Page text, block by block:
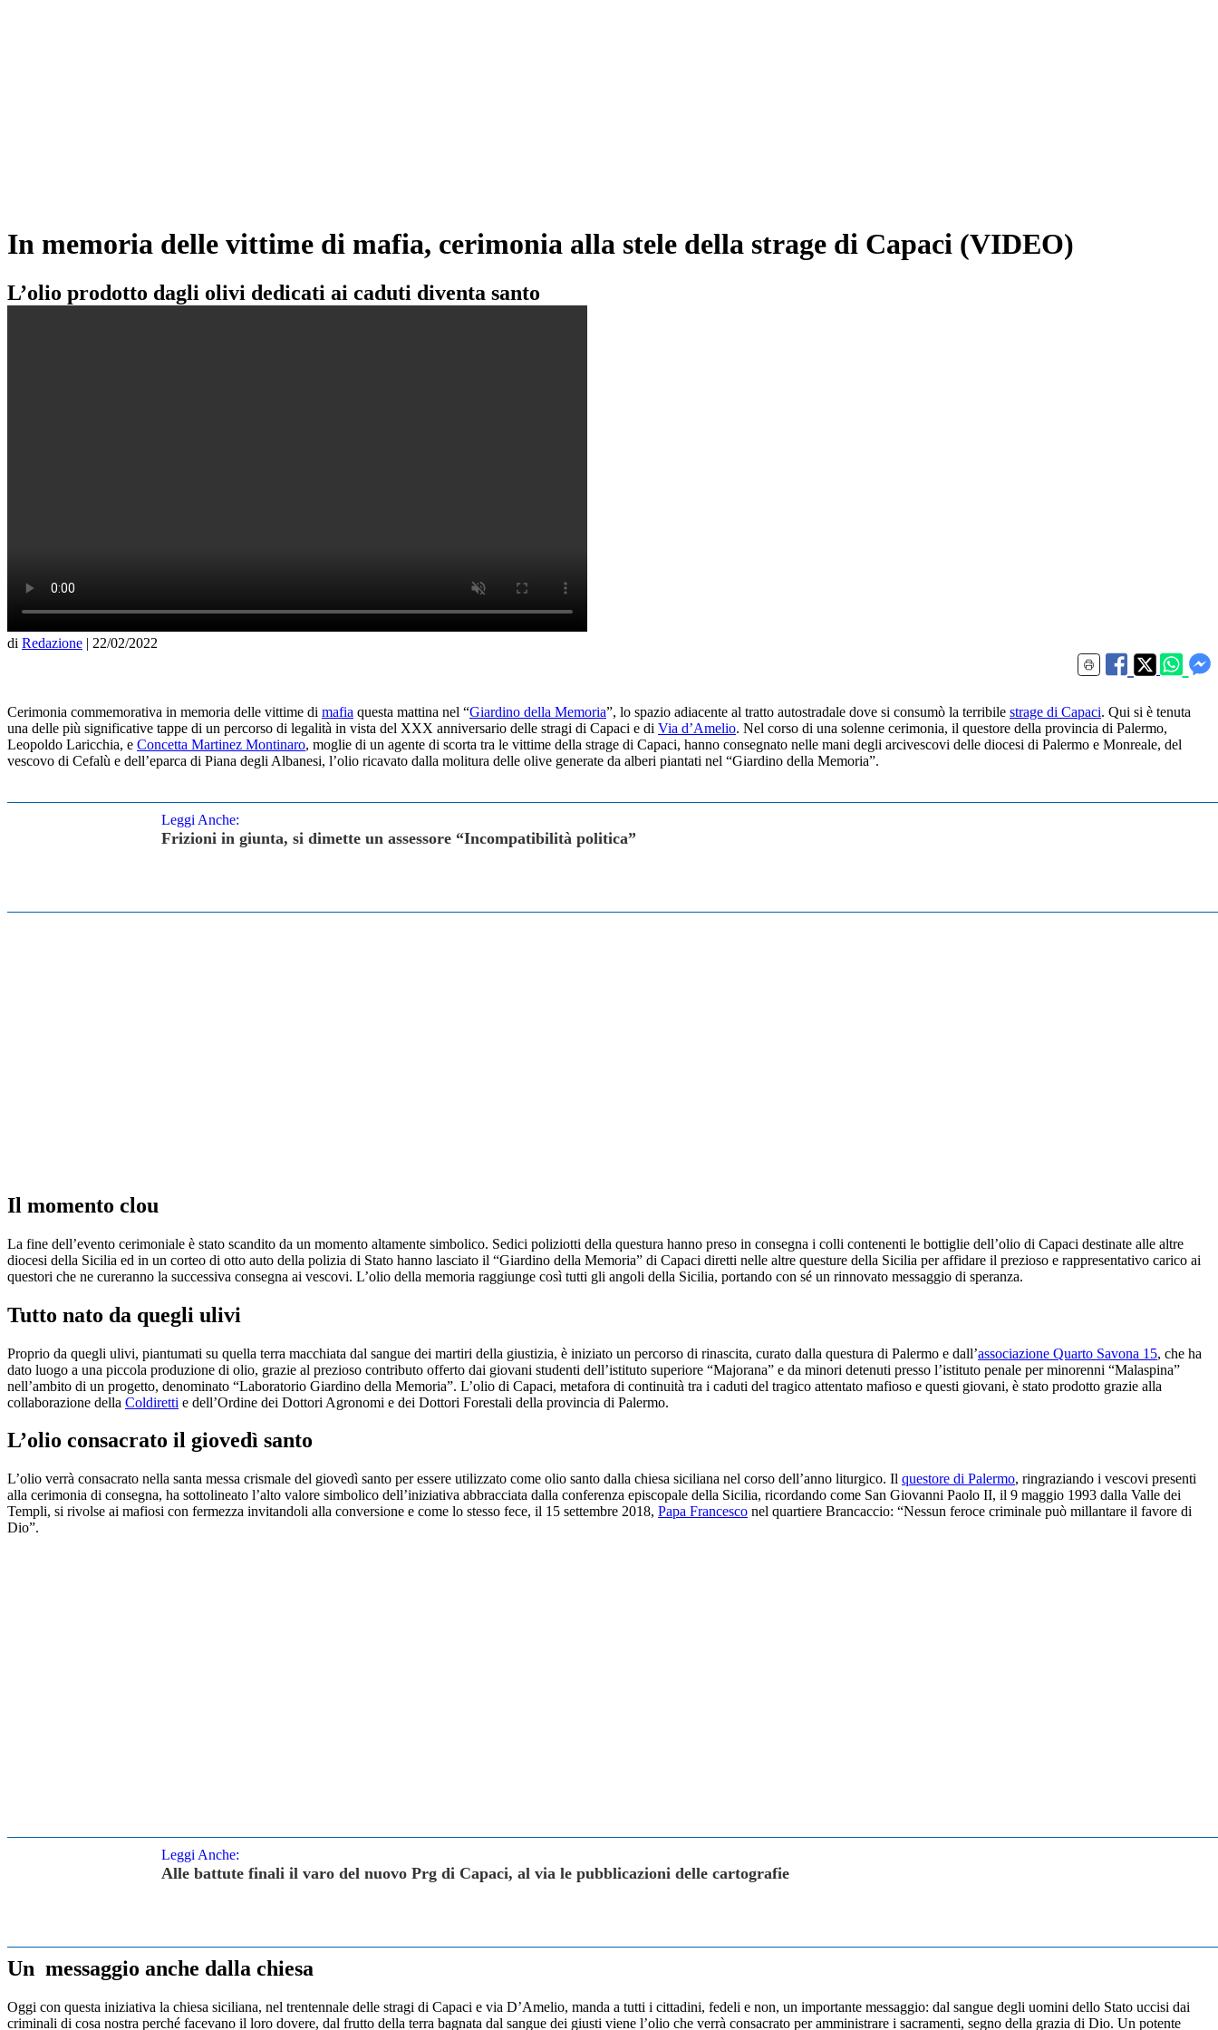
In memoria delle vittime di mafia, cerimonia alla stele della strage di Capaci (VIDEO)
L’olio prodotto dagli olivi dedicati ai caduti diventa santo
di Redazione | 22/02/2022
Cerimonia commemorativa in memoria delle vittime di mafia questa mattina nel “Giardino della Memoria”, lo spazio adiacente al tratto autostradale dove si consumò la terribile strage di Capaci. Qui si è tenuta
una delle più significative tappe di un percorso di legalità in vista del XXX anniversario delle stragi di Capaci e di Via d’Amelio. Nel corso di una solenne cerimonia, il questore della provincia di Palermo,
Leopoldo Laricchia, e Concetta Martinez Montinaro, moglie di un agente di scorta tra le vittime della strage di Capaci, hanno consegnato nelle mani degli arcivescovi delle diocesi di Palermo e Monreale, del
vescovo di Cefalù e dell’eparca di Piana degli Albanesi, l’olio ricavato dalla molitura delle olive generate da alberi piantati nel “Giardino della Memoria”.
Leggi Anche:
Frizioni in giunta, si dimette un assessore “Incompatibilità politica”
Il momento clou
La fine dell’evento cerimoniale è stato scandito da un momento altamente simbolico. Sedici poliziotti della questura hanno preso in consegna i colli contenenti le bottiglie dell’olio di Capaci destinate alle altre
diocesi della Sicilia ed in un corteo di otto auto della polizia di Stato hanno lasciato il “Giardino della Memoria” di Capaci diretti nelle altre questure della Sicilia per affidare il prezioso e rappresentativo carico ai
questori che ne cureranno la successiva consegna ai vescovi. L’olio della memoria raggiunge così tutti gli angoli della Sicilia, portando con sé un rinnovato messaggio di speranza.
Tutto nato da quegli ulivi
Proprio da quegli ulivi, piantumati su quella terra macchiata dal sangue dei martiri della giustizia, è iniziato un percorso di rinascita, curato dalla questura di Palermo e dall’associazione Quarto Savona 15, che ha
dato luogo a una piccola produzione di olio, grazie al prezioso contributo offerto dai giovani studenti dell’istituto superiore “Majorana” e da minori detenuti presso l’istituto penale per minorenni “Malaspina”
nell’ambito di un progetto, denominato “Laboratorio Giardino della Memoria”. L’olio di Capaci, metafora di continuità tra i caduti del tragico attentato mafioso e questi giovani, è stato prodotto grazie alla
collaborazione della Coldiretti e dell’Ordine dei Dottori Agronomi e dei Dottori Forestali della provincia di Palermo.
L’olio consacrato il giovedì santo
L’olio verrà consacrato nella santa messa crismale del giovedì santo per essere utilizzato come olio santo dalla chiesa siciliana nel corso dell’anno liturgico. Il questore di Palermo, ringraziando i vescovi presenti
alla cerimonia di consegna, ha sottolineato l’alto valore simbolico dell’iniziativa abbracciata dalla conferenza episcopale della Sicilia, ricordando come San Giovanni Paolo II, il 9 maggio 1993 dalla Valle dei
Templi, si rivolse ai mafiosi con fermezza invitandoli alla conversione e come lo stesso fece, il 15 settembre 2018, Papa Francesco nel quartiere Brancaccio: “Nessun feroce criminale può millantare il favore di
Dio”.
Leggi Anche:
Alle battute finali il varo del nuovo Prg di Capaci, al via le pubblicazioni delle cartografie
Un messaggio anche dalla chiesa
Oggi con questa iniziativa la chiesa siciliana, nel trentennale delle stragi di Capaci e via D’Amelio, manda a tutti i cittadini, fedeli e non, un importante messaggio: dal sangue degli uomini dello Stato uccisi dai
criminali di cosa nostra perché facevano il loro dovere, dal frutto della terra bagnata dal sangue dei giusti viene l’olio che verrà consacrato per amministrare i sacramenti, segno della grazia di Dio. Un potente